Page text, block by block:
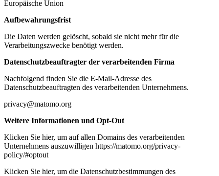
Europäische Union
Aufbewahrungsfrist
Die Daten werden gelöscht, sobald sie nicht mehr für die
Verarbeitungszwecke benötigt werden.
Datenschutzbeauftragter der verarbeitenden Firma
Nachfolgend finden Sie die E-Mail-Adresse des
Datenschutzbeauftragten des verarbeitenden Unternehmens.
privacy@matomo.org
Weitere Informationen und Opt-Out
Klicken Sie hier, um auf allen Domains des verarbeitenden
Unternehmens auszuwilligen https://matomo.org/privacy-
policy/#optout
Klicken Sie hier, um die Datenschutzbestimmungen des